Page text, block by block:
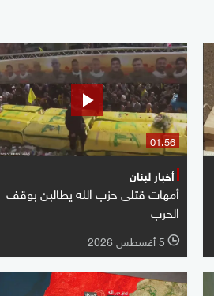
01:56
أخبار لبنان
أمهات قتلى حزب الله يطالبن بوقف
الحرب
l 5 أغسطس 2026